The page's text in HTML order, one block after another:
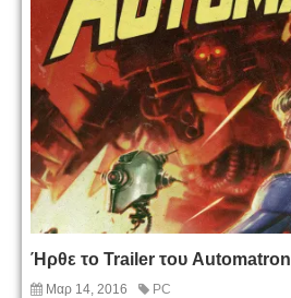
Ήρθε το Trailer του Automatron
Μαρ 14, 2016 PC